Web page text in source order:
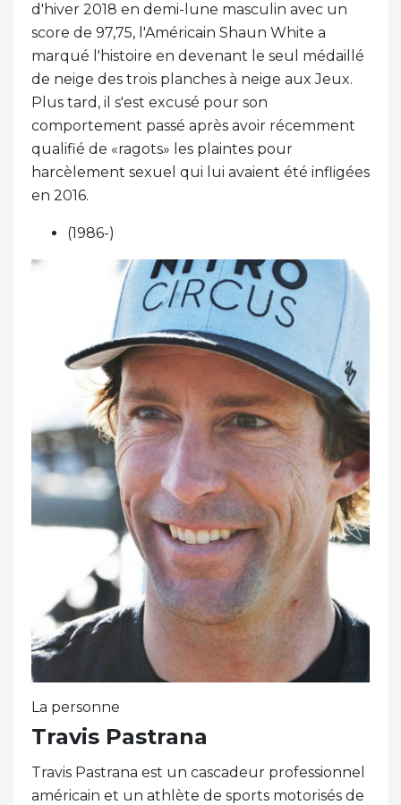
d'hiver 2018 en demi-lune masculin avec un
score de 97,75, l'Américain Shaun White a
marqué l'histoire en devenant le seul médaillé
de neige des trois planches à neige aux Jeux.
Plus tard, il s'est excusé pour son
comportement passé après avoir récemment
qualifié de «ragots» les plaintes pour
harcèlement sexuel qui lui avaient été infligées
en 2016.
(1986-)
La personne
Travis Pastrana
Travis Pastrana est un cascadeur professionnel
américain et un athlète de sports motorisés de